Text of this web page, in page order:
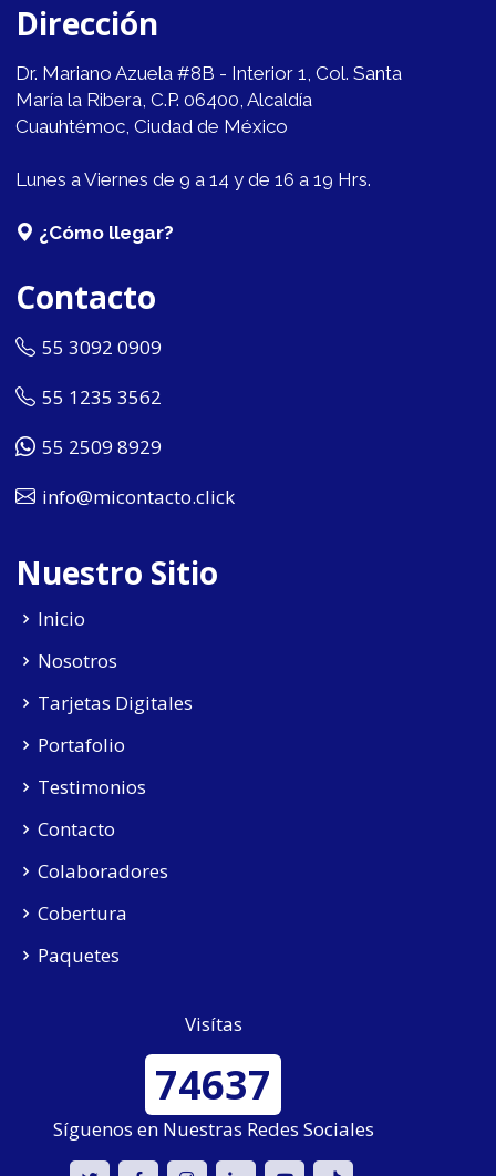
Dirección
Dr. Mariano Azuela #8B - Interior 1, Col. Santa
María la Ribera, C.P. 06400, Alcaldía
Cuauhtémoc, Ciudad de México
Lunes a Viernes de 9 a 14 y de 16 a 19 Hrs.
¿Cómo llegar?
Contacto
55 3092 0909
55 1235 3562
55 2509 8929
info@micontacto.click
Nuestro Sitio
Inicio
Nosotros
Tarjetas Digitales
Portafolio
Testimonios
Contacto
Colaboradores
Cobertura
Paquetes
Visítas
74637
Síguenos en Nuestras Redes Sociales